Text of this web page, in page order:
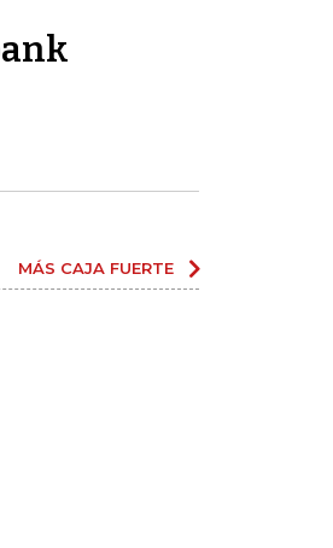
MÁS CAJA FUERTE